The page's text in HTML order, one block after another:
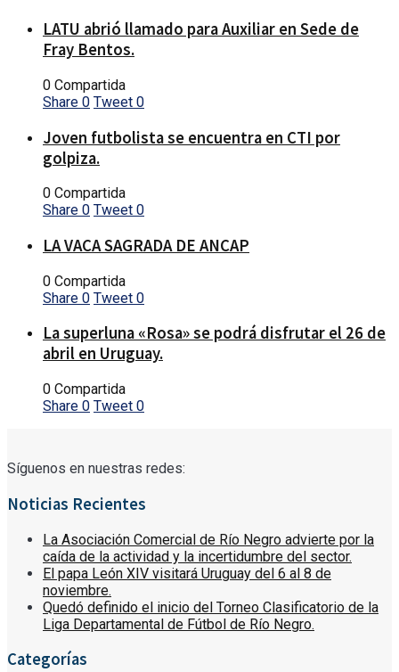
LATU abrió llamado para Auxiliar en Sede de
Fray Bentos.
0 Compartida
Share 0 Tweet 0
Joven futbolista se encuentra en CTI por
golpiza.
0 Compartida
Share 0 Tweet 0
LA VACA SAGRADA DE ANCAP
0 Compartida
Share 0 Tweet 0
La superluna «Rosa» se podrá disfrutar el 26 de
abril en Uruguay.
0 Compartida
Share 0 Tweet 0
Síguenos en nuestras redes:
Noticias Recientes
La Asociación Comercial de Río Negro advierte por la
caída de la actividad y la incertidumbre del sector.
El papa León XIV visitará Uruguay del 6 al 8 de
noviembre.
Quedó definido el inicio del Torneo Clasificatorio de la
Liga Departamental de Fútbol de Río Negro.
Categorías